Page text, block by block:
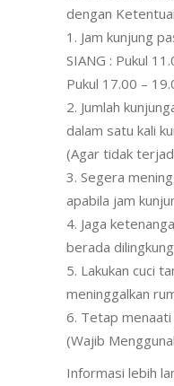
dengan
1. Jam kunjung
SIANG : Pukul
Pukul 17.00 –
2. Jumlah
dalam satu kali
(Agar tidak
3. Segera
apabila jam
4. Jaga
berada
5. Lakukan cuci
meninggalkan
6. Tetap
(Wajib
Informasi lebih